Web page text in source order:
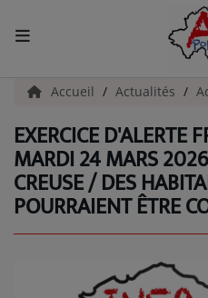
ACCUEIL
Actualités
INFOS - ALLIER
Accueil Actualités
EXERCICE D'ALERTE
MARDI 24 MARS
CREUSE / DES
POURRAIENT ÊTRE